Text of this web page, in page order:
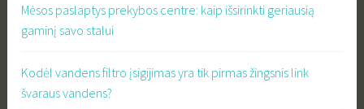
Mėsos paslaptys prekybos centre: kaip išsirinkti geriausią
gaminį savo stalui
Kodėl vandens filtro įsigijimas yra tik pirmas žingsnis link
švaraus vandens?